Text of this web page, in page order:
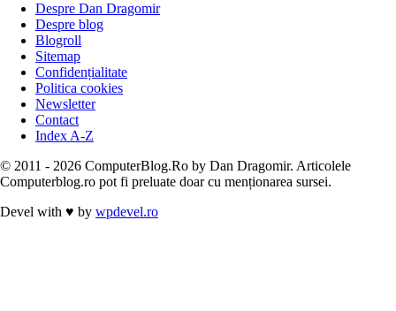
Despre Dan Dragomir
Despre blog
Blogroll
Sitemap
Confidențialitate
Politica cookies
Newsletter
Contact
Index A-Z
© 2011 - 2026 ComputerBlog.Ro by Dan Dragomir. Articolele
Computerblog.ro pot fi preluate doar cu menționarea sursei.
Devel with ♥ by wpdevel.ro